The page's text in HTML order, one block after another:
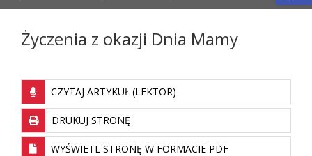
Życzenia z okazji Dnia Mamy
CZYTAJ ARTYKUŁ (LEKTOR)
DRUKUJ STRONĘ
WYŚWIETL STRONĘ W FORMACIE PDF